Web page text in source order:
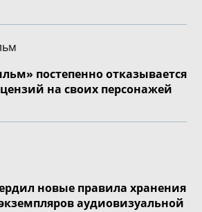
постепенно отказывается
на своих персонажей
новые правила хранения
аудиовизуальной